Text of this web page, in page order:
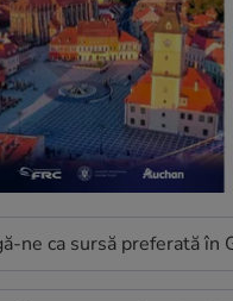
ne ca sursă preferată în